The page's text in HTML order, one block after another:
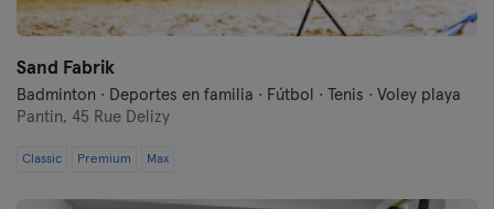
Sand Fabrik
Badminton · Deportes en familia · Fútbol · Tenis · Voley playa
Pantin, 45 Rue Delizy
Classic Premium Max
Niza
Rennes